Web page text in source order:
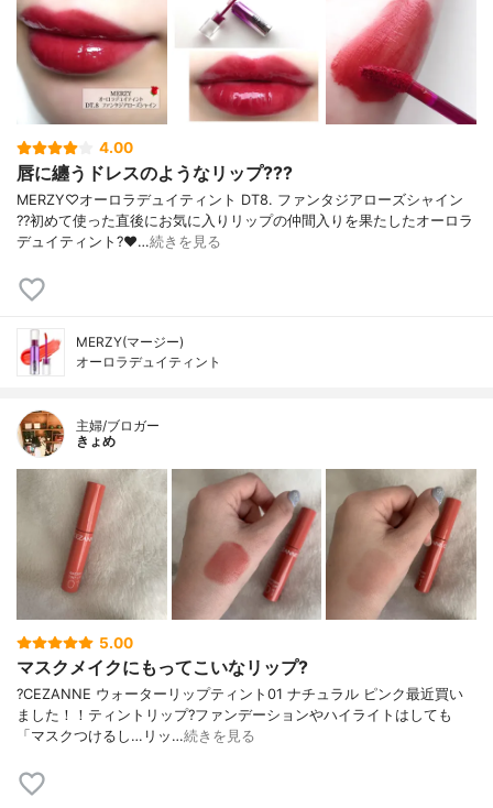
4.00
唇に纏うドレスのようなリップ???
MERZY♡オーロラデュイティント DT8. ファンタジアローズシャイン
??初めて使った直後にお気に入りリップの仲間入りを果たしたオーロラ
デュイティント?❤️…続きを見る
MERZY(マージー)
オーロラデュイティント
主婦/ブロガー
きょめ
5.00
マスクメイクにもってこいなリップ?
?CEZANNE ウォーターリップティント01 ナチュラル ピンク最近買い
ました！！ティントリップ?ファンデーションやハイライトはしても
「マスクつけるし…リッ…続きを見る